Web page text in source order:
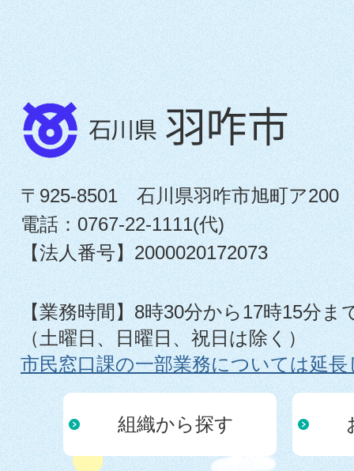
〒925-8501 石川県羽咋市旭町ア200
電話：0767-22-1111(代)
【法人番号】2000020172073
【業務時間】8時30分から17時15分ま
（土曜日、日曜日、祝日は除く）
市民窓口課の一部業務については延
組織から探す